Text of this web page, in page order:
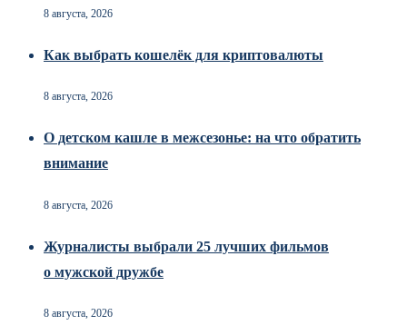
8 августа, 2026
Как выбрать кошелёк для криптовалюты
8 августа, 2026
О детском кашле в межсезонье: на что обратить
внимание
8 августа, 2026
Журналисты выбрали 25 лучших фильмов
о мужской дружбе
8 августа, 2026